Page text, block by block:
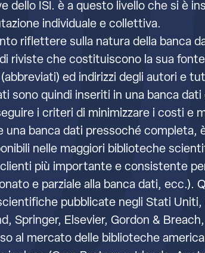
dello ISI. è a questo livello che si è
individuale e collettiva.
riflettere sulla natura della banca
riviste che costituiscono la sua
(abbreviati) ed indirizzi degli autori e
sono quindi inseriti in una banca
i criteri di minimizzare i costi e
una banca dati pressoché
nelle maggiori biblioteche
più importante e consistente
e parziale alla banca dati,
pubblicate negli Stati
Springer, Elsevier, Gordon &
al mercato delle biblioteche